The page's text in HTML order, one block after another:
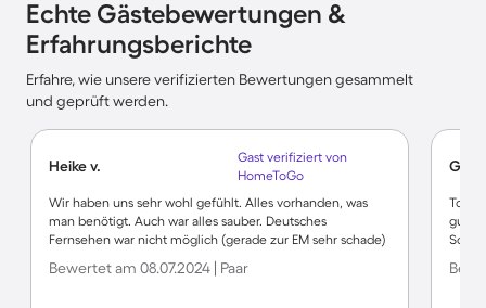
Echte Gästebewertungen &
Erfahrungsberichte
Erfahre, wie unsere verifizierten Bewertungen gesammelt
und geprüft werden.
Heike v.
Gast verifiziert von
HomeToGo
Wir haben uns sehr wohl gefühlt. Alles vorhanden, was
man benötigt. Auch war alles sauber. Deutsches
Fernsehen war nicht möglich (gerade zur EM sehr schade)
Bewertet am 08.07.2024 | Paar
Tolles
gut